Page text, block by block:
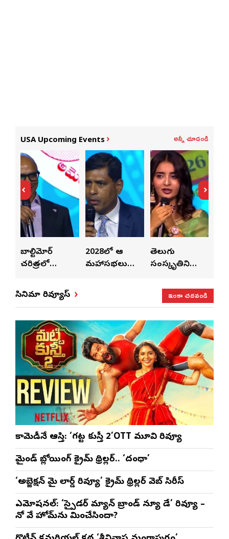
USA Upcoming Events అన్నీ చూడండి
బాల్టిమోర్
చరిత్రలో
వేడుక ఇది: శ్రీధర్
2028లో ఆటా
మహాసభలు
తెలుగు
సంస్కృతిని
చేస్తున్నారు:
అనన్య నాగళ్ల
సినిమా రివ్యూస్ ఇంకా చదవండి
కామెడీనే ఆస్తి: ‘గట్ట కుస్తీ 2’OTT మూవి రివ్యూ
మైండ్ బ్లోయింగ్ క్రైమ్ థ్రిల్లర్.. ‘దంధా’
‘అబ్జెక్ష‌న్ మై లార్డ్ రివ్యూ’ క్రైమ్ థ్రిల్ల‌ర్ వెబ్ సిరీస్
ఎమోష‌న‌ల్‌: ‘స్పైడర్ మ్యాన్ బ్రాండ్ న్యూ డే’ రివ్యూ –
నో వే హోమ్‌ను మించేసిందా?